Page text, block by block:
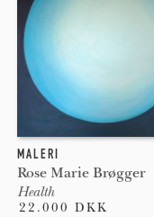
MALERI
Rose Marie Brøgger
Health
22.000 DKK